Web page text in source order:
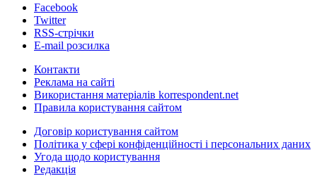
Facebook
Twitter
RSS-стрічки
E-mail розсилка
Контакти
Реклама на сайті
Використання матеріалів korrespondent.net
Правила користування сайтом
Договір користування сайтом
Політика у сфері конфіденційності і персональних даних
Угода щодо користування
Редакція